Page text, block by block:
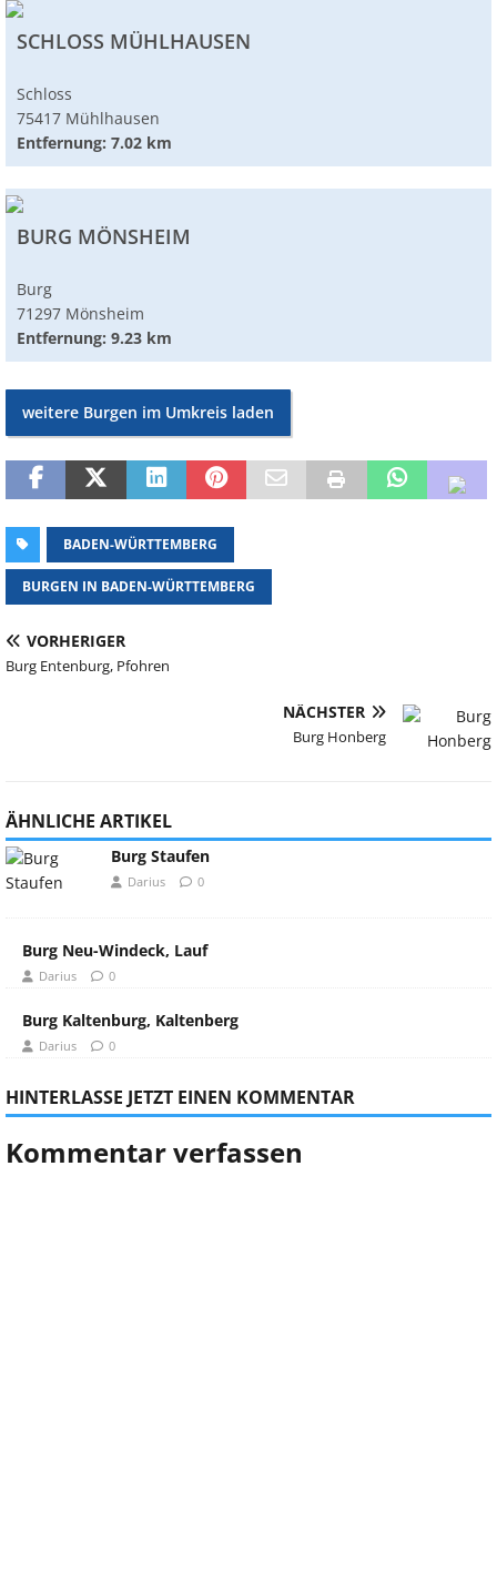
SCHLOSS MÜHLHAUSEN
Schloss
75417 Mühlhausen
Entfernung: 7.02 km
BURG MÖNSHEIM
Burg
71297 Mönsheim
Entfernung: 9.23 km
weitere Burgen im Umkreis laden
BADEN-WÜRTTEMBERG
BURGEN IN BADEN-WÜRTTEMBERG
VORHERIGER
Burg Entenburg, Pfohren
NÄCHSTER
Burg Honberg
ÄHNLICHE ARTIKEL
Burg Staufen
Darius 0
Burg Neu-Windeck, Lauf
Darius 0
Burg Kaltenburg, Kaltenberg
Darius 0
HINTERLASSE JETZT EINEN KOMMENTAR
Kommentar verfassen